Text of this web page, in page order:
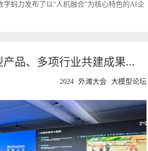
蚂力发布了以“人机融合”为核心特色的AI企
品、多项行业共建成果...
2024 外滩大会 大模型论坛